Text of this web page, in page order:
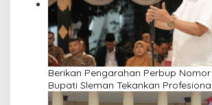
Berikan Pengarahan Perbup Nomor
Bupati Sleman Tekankan
Pelayanan Masyarakat